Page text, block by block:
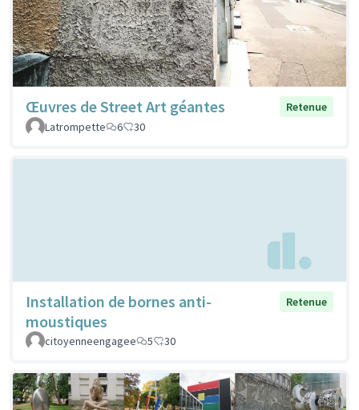
Œuvres de Street Art géantes
Retenue
Latrompette
6 30
Installation de bornes anti-
moustiques
Retenue
citoyenneengagee 5 30